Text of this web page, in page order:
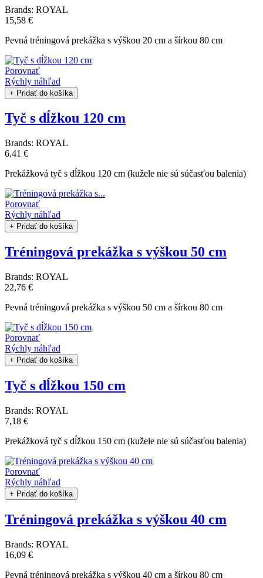
Brands: ROYAL
15,58 €
Pevná tréningová prekážka s výškou 20 cm a šírkou 80 cm
Porovnať
Rýchly náhľad
+ Pridať do košíka
Tyč s dĺžkou 120 cm
Brands: ROYAL
6,41 €
Prekážková tyč s dĺžkou 120 cm (kužele nie sú súčasťou balenia)
Porovnať
Rýchly náhľad
+ Pridať do košíka
Tréningová prekážka s výškou 50 cm
Brands: ROYAL
22,76 €
Pevná tréningová prekážka s výškou 50 cm a šírkou 80 cm
Porovnať
Rýchly náhľad
+ Pridať do košíka
Tyč s dĺžkou 150 cm
Brands: ROYAL
7,18 €
Prekážková tyč s dĺžkou 150 cm (kužele nie sú súčasťou balenia)
Porovnať
Rýchly náhľad
+ Pridať do košíka
Tréningová prekážka s výškou 40 cm
Brands: ROYAL
16,09 €
Pevná tréningová prekážka s výškou 40 cm a šírkou 80 cm